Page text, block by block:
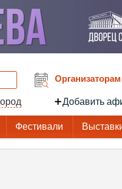
Организаторам
Добавить
Фестивали